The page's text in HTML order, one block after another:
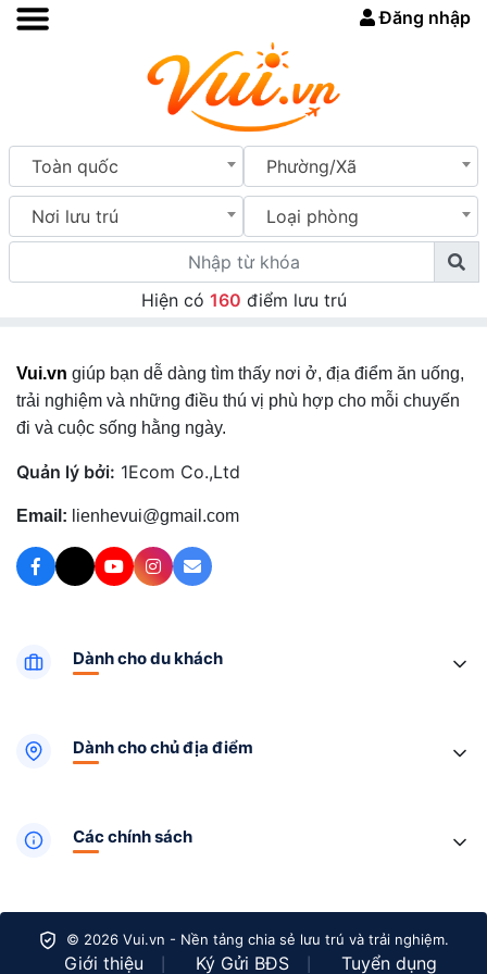
Đăng nhập
Toàn quốc Phường/Xã
Nơi lưu trú Loại phòng
Hiện có 160 điểm lưu trú
Vui.vn giúp bạn dễ dàng tìm thấy nơi ở, địa điểm ăn uống,
trải nghiệm và những điều thú vị phù hợp cho mỗi chuyến
đi và cuộc sống hằng ngày.
Quản lý bởi: 1Ecom Co.,Ltd
Email: lienhevui@gmail.com
Dành cho du khách
Dành cho chủ địa điểm
Các chính sách
© 2026 Vui.vn - Nền tảng chia sẻ lưu trú và trải nghiệm.
Giới thiệu Ký Gửi BĐS Tuyển dụng